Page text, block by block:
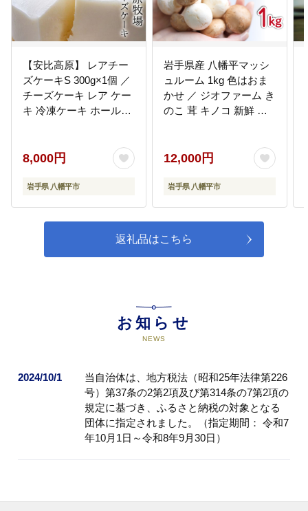
【安比高原】 レアチー
ズケーキS 300g×1個 ／
チーズケーキ レア ケー
キ 冷凍ケーキ ホールケ
ーキ スイーツ デザート
8,000円
岩手県 八幡平市
岩手県産 八幡平マッシ
ュルーム 1kg 色はおま
かせ ／ ジオファーム き
のこ 茸 キノコ 新鮮 マ
べられる
12,000円
岩手県 八幡平市
返礼品はこちら
お知らせ
NEWS
2024/10/1
当自治体は、地方税法（昭和25年法律第226
号）第37条の2第2項及び第314条の7第2項の
規定に基づき、ふるさと納税の対象となる
団体に指定されました。（指定期間： 令和7
年10月1日～令和8年9月30日）